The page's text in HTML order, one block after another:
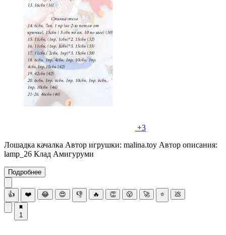
+3
Лошадка качалка Автор игрушки: malina.toy Автор описания:
lamp_26 Клад Амигуруми
Подробнее
👍 ❤️ 😂 😍 👎 🔥 👏 😮 🚀 ⭐ 💩
1